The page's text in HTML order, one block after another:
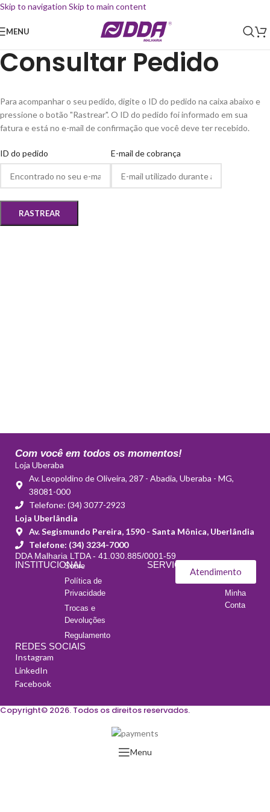
Skip to navigation Skip to main content
MENU
Consultar Pedido
Para acompanhar o seu pedido, digite o ID do pedido na caixa abaixo e
pressione o botão "Rastrear". O ID do pedido foi informado em sua
fatura e está no e-mail de confirmação que você deve ter recebido.
ID do pedido E-mail de cobrança
RASTREAR
DDA Malharia LTDA - 41.030.885/0001-59
Loja Uberlândia
Av. Segismundo Pereira, 1590 - Santa Mônica, Uberlândia
Telefone: (34) 3234-7000
Loja Uberaba
Av. Leopoldino de Oliveira, 287 - Abadia, Uberaba - MG,
38081-000
Telefone: (34) 3077-2923
Com você em todos os momentos!
INSTITUCIONAL
Sobre
Política de
Privacidade
Trocas e
Devoluções
Regulamento
SERVIÇOS
Atendimento
Pedidos
Minha
Conta
REDES SOCIAIS
Instagram
LinkedIn
Facebook
Copyright© 2026. Todos os direitos reservados.
Menu